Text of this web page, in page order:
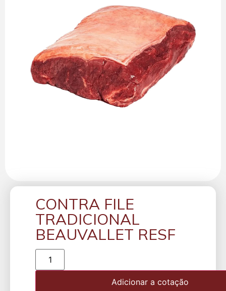
CONTRA FILE
TRADICIONAL
BEAUVALLET RESF
Adicionar a cotação